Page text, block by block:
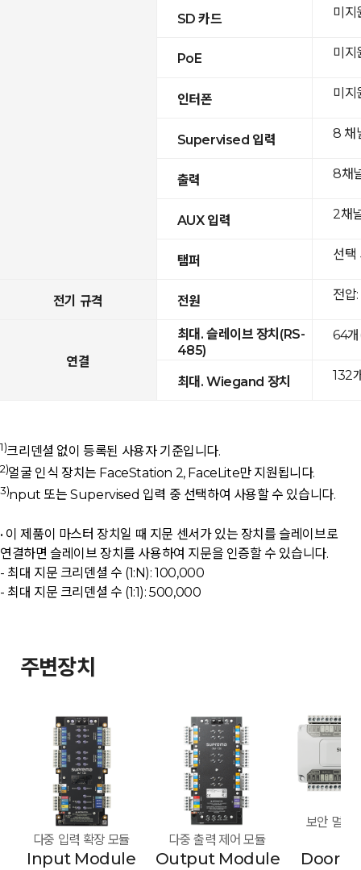
SD 카드
PoE
인터폰
Supervised 입력
출력
AUX 입력
탬퍼
전기 규격 전원
연결
최대. 슬레이브 장치(RS-
485)
최대. Wiegand 장치
미지
미지
미지
8 채
8채
2채
선택
전압
64개
132
1)크리덴셜 없이 등록된 사용자 기준입니다.
2)얼굴 인식 장치는 FaceStation 2, FaceLite만 지원됩니다.
3)nput 또는 Supervised 입력 중 선택하여 사용할 수 있습니다.
• 이 제품이 마스터 장치일 때 지문 센서가 있는 장치를 슬레이브로
연결하면 슬레이브 장치를 사용하여 지문을 인증할 수 있습니다.
- 최대 지문 크리덴셜 수 (1:N): 100,000
- 최대 지문 크리덴셜 수 (1:1): 500,000
주변장치
다중 입력 확장 모듈
Input Module
다중 출력 제어 모듈
Output Module
보안 멀티
Door